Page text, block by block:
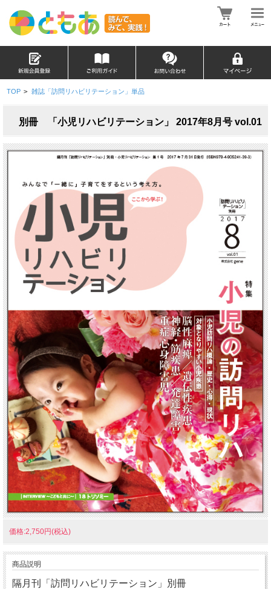
TOP > 雑誌「訪問リハビリテーション」単品
別冊 「小児リハビリテーション」 2017年8月号 vol.01
価格:2,750円(税込)
商品説明
隔月刊「訪問リハビリテーション」別冊